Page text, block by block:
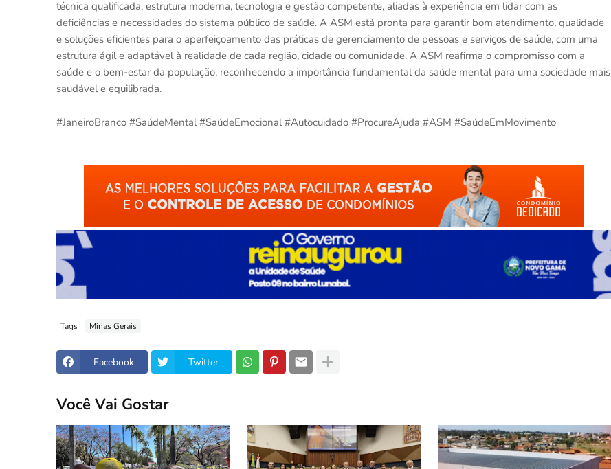
técnica qualificada, estrutura moderna, tecnologia e gestão competente, aliadas à experiência em lidar com as
deficiências e necessidades do sistema público de saúde. A ASM está pronta para garantir bom atendimento, qualidade
e soluções eficientes para o aperfeiçoamento das práticas de gerenciamento de pessoas e serviços de saúde, com uma
estrutura ágil e adaptável à realidade de cada região, cidade ou comunidade. A ASM reafirma o compromisso com a
saúde e o bem-estar da população, reconhecendo a importância fundamental da saúde mental para uma sociedade mais
saudável e equilibrada.
#JaneiroBranco #SaúdeMental #SaúdeEmocional #Autocuidado #ProcureAjuda #ASM #SaúdeEmMovimento
Tags Minas Gerais
Facebook Twitter
Você Vai Gostar